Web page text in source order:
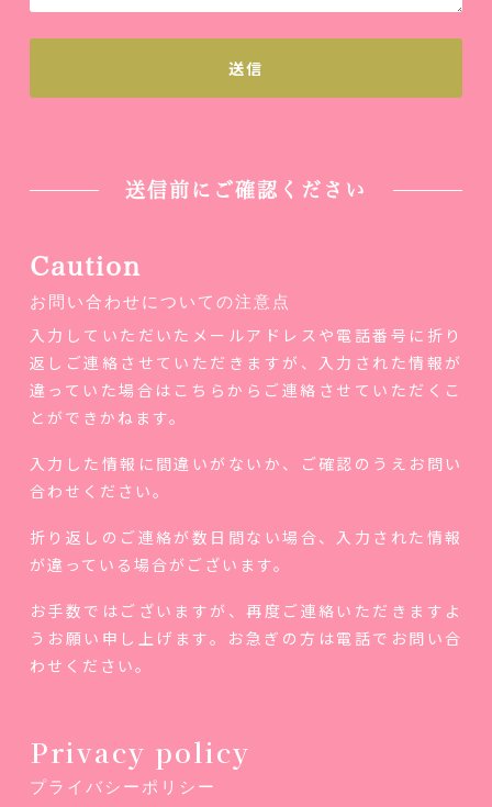
送信
送信前にご確認ください
Caution
お問い合わせについての注意点
入力していただいたメールアドレスや電話番号に折り
返しご連絡させていただきますが、入力された情報が
違っていた場合はこちらからご連絡させていただくこ
とができかねます。
入力した情報に間違いがないか、ご確認のうえお問い
合わせください。
折り返しのご連絡が数日間ない場合、入力された情報
が違っている場合がございます。
お手数ではございますが、再度ご連絡いただきますよ
うお願い申し上げます。お急ぎの方は電話でお問い合
わせください。
Privacy policy
プライバシーポリシー